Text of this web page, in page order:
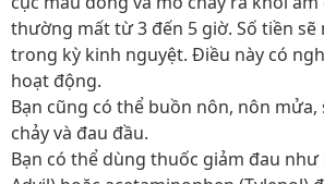
thường mất từ ​​3 đến 5 giờ. Số tiền sẽ
trong kỳ kinh nguyệt. Điều này có
hoạt động.
Bạn cũng có thể buồn nôn, nôn mửa,
chảy và đau đầu.
Bạn có thể dùng thuốc giảm đau